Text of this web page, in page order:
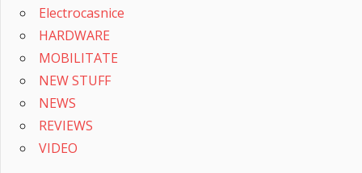
Electrocasnice
HARDWARE
MOBILITATE
NEW STUFF
NEWS
REVIEWS
VIDEO